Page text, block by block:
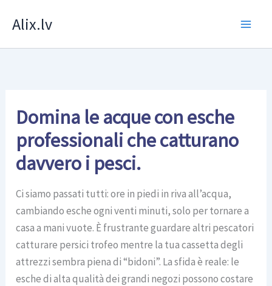
Alix.lv
Domina le acque con esche
professionali che catturano
davvero i pesci.
Ci siamo passati tutti: ore in piedi in riva all’acqua,
cambiando esche ogni venti minuti, solo per tornare a
casa a mani vuote. È frustrante guardare altri pescatori
catturare persici trofeo mentre la tua cassetta degli
attrezzi sembra piena di “bidoni”. La sfida è reale: le
esche di alta qualità dei grandi negozi possono costare